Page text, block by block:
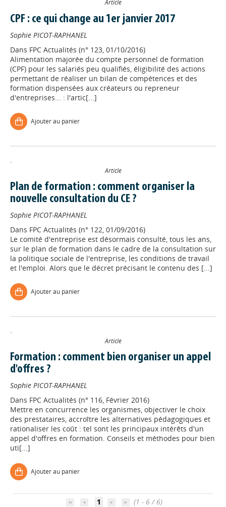
Article
CPF : ce qui change au 1er janvier 2017
Sophie PICOT-RAPHANEL
Dans FPC Actualités (n° 123, 01/10/2016)
Alimentation majorée du compte personnel de formation
(CPF) pour les salariés peu qualifiés, éligibilité des actions
permettant de réaliser un bilan de compétences et des
formation dispensées aux créateurs ou repreneur
d'entreprises... : l'artic[...]
Ajouter au panier
Article
Plan de formation : comment organiser la
nouvelle consultation du CE ?
Sophie PICOT-RAPHANEL
Dans FPC Actualités (n° 122, 01/09/2016)
Le comité d'entreprise est désormais consulté, tous les ans,
sur le plan de formation dans le cadre de la consultation sur
la politique sociale de l'entreprise, les conditions de travail
et l'emploi. Alors que le décret précisant le contenu des [...]
Ajouter au panier
Article
Formation : comment bien organiser un appel
d'offres ?
Sophie PICOT-RAPHANEL
Dans FPC Actualités (n° 116, Février 2016)
Mettre en concurrence les organismes, objectiver le choix
des prestataires, accroître les alternatives pédagogiques et
rationaliser les coût : tel sont les principaux intérêts d'un
appel d'offres en formation. Conseils et méthodes pour bien
uti[...]
Ajouter au panier
1 (1 - 6 / 6)